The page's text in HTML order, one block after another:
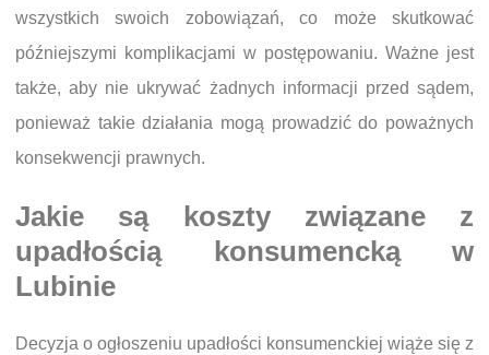
wszystkich swoich zobowiązań, co może skutkować
późniejszymi komplikacjami w postępowaniu. Ważne jest
także, aby nie ukrywać żadnych informacji przed sądem,
ponieważ takie działania mogą prowadzić do poważnych
konsekwencji prawnych.
Jakie są koszty związane z
upadłością konsumencką w
Lubinie
Decyzja o ogłoszeniu upadłości konsumenckiej wiąże się z